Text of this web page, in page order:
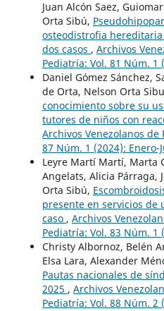
Juan Alcón Saez,
Orta Sibú,
osteodistrofia
dos casos , Archivos
Pediatría: Vol. 81 Núm. 1
Daniel Gómez Sánchez,
de Orta, Nelson Orta
conocimiento sobre su
tutores de niños con
Archivos Venezolanos
87 Núm. 1 (2024): Enero-
Leyre Martí Martí, Marta
Angelats, Alicia Párraga,
Orta Sibú,
presente en servicios de
caso , Archivos
Pediatría: Vol. 83 Núm. 1
Christy Albornoz, Belén
Elsa Lara, Alexander
Pautas nacionales de
2025 , Archivos
Pediatría: Vol. 88 Núm. 2